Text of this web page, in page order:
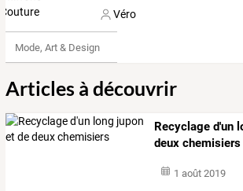
Véro
Mode, Art & Design
Articles à découvrir
Recyclage d'un
deux chemisiers
1 août 2019